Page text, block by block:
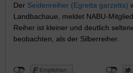
Der Seidenreiher (Egretta garzetta)
Landbachaue, meldet NABU-
Reiher ist kleiner und deutlich
beobachten, als der Silberreiher.